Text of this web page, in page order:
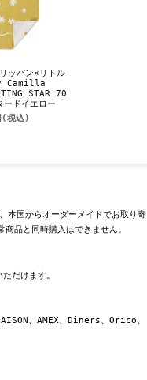
ッパン×リトル
Camilla
STAR 70
ドイエロー
(税込)
本国からオーダーメイドでお取り寄
品と同時購入はできません。
だけます。
、AMEX、Diners、Orico、